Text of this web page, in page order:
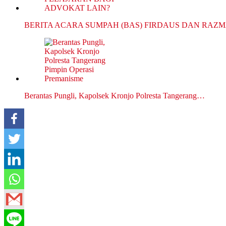
BERITA ACARA SUMPAH (BAS) FIRDAUS DAN
Berantas Pungli, Kapolsek Kronjo Polresta Tangerang…